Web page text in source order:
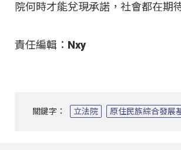
院何時才能兌現承諾，社會都在期
責任編輯：Nxy
關鍵字： 立法院 原住民族綜合發展